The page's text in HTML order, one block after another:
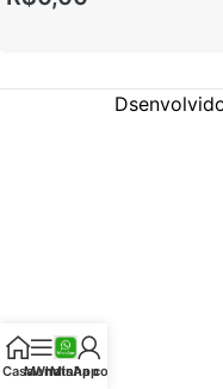
CasaMenu
WhatsApp
Minha conta